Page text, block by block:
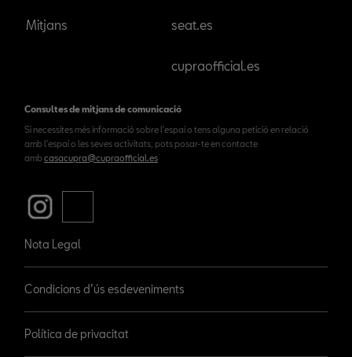
Mitjans seat.es
cupraofficial.es
Consultes de mitjans de comunicació
Si necessites més informació sobre l'espai o tens alguna petició en relació
amb l'espai o les seves activitats, pots posar-te en contacte
amb casacupra@cupraofficial.es
Nota Legal
Condicions d’ús esdeveniments
Política de privacitat